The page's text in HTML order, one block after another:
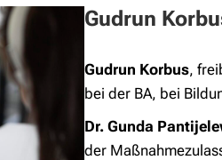
Gudrun
Gudrun Korbus,
bei der BA, bei
Dr. Gunda
der